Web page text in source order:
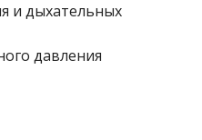
и дыхательных
давления